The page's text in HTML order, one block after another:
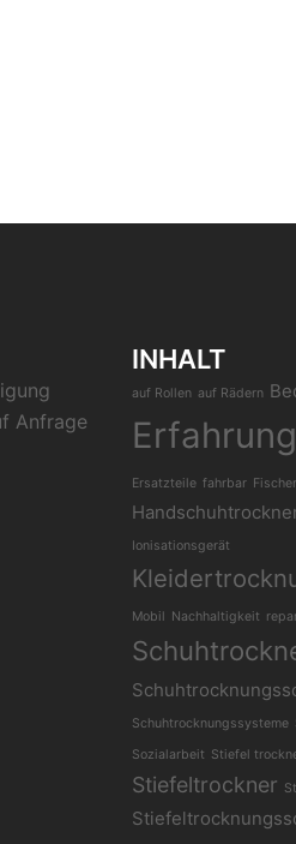
Anfrage
INHALT
auf Rollen auf Rädern
Ersatzteile fahrbar
Ionisationsgerät
Mobil Nachhaltigkeit
Schuhtrocknungssysteme
Sozialarbeit Stiefel
Stiefeltrockner